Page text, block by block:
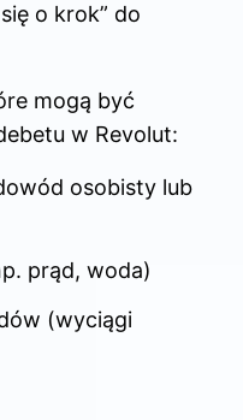
o krok” do
mogą być
w Revolut:
osobisty lub
prąd, woda)
(wyciągi